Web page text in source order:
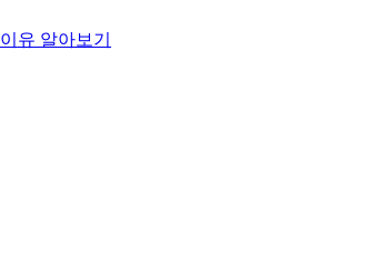
이유 알아보기